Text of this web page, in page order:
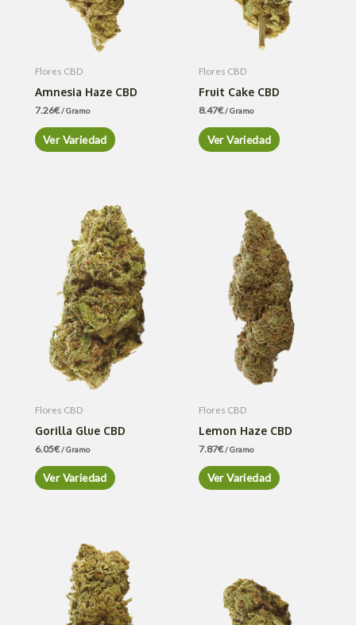
Flores CBD
Amnesia Haze CBD
7.26€/ Gramo
Ver Variedad
Flores CBD
Fruit Cake CBD
8.47€/ Gramo
Ver Variedad
Flores CBD
Gorilla Glue CBD
6.05€/ Gramo
Ver Variedad
Flores CBD
Lemon Haze CBD
7.87€/ Gramo
Ver Variedad